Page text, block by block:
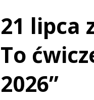
21 lipca
To
2026”